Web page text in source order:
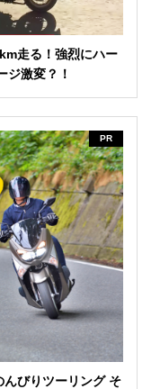
走る！強烈にハー
ジ激変？！
PR
びりツーリング そ